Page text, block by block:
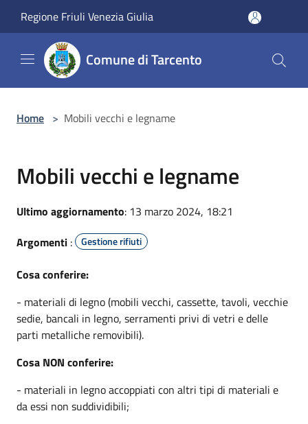
Regione Friuli Venezia Giulia
Comune di Tarcento
Home > Mobili vecchi e legname
Mobili vecchi e legname
Ultimo aggiornamento: 13 marzo 2024, 18:21
Argomenti : Gestione rifiuti
Cosa conferire:
- materiali di legno (mobili vecchi, cassette, tavoli, vecchie
sedie, bancali in legno, serramenti privi di vetri e delle
parti metalliche removibili).
Cosa NON conferire:
- materiali in legno accoppiati con altri tipi di materiali e
da essi non suddividibili;